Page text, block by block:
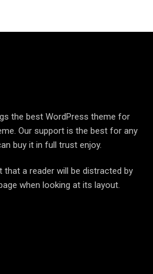
the best WordPress theme for
Our support is the best for any
buy it in full trust enjoy.
a reader will be distracted by
when looking at its layout.